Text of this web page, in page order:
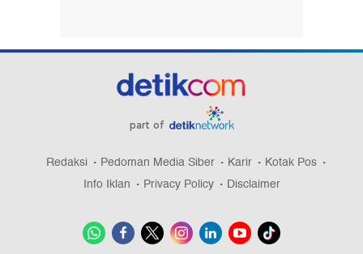
part of
Redaksi Pedoman Media Siber Karir
Kotak Pos
Info Iklan
Privacy Policy Disclaimer